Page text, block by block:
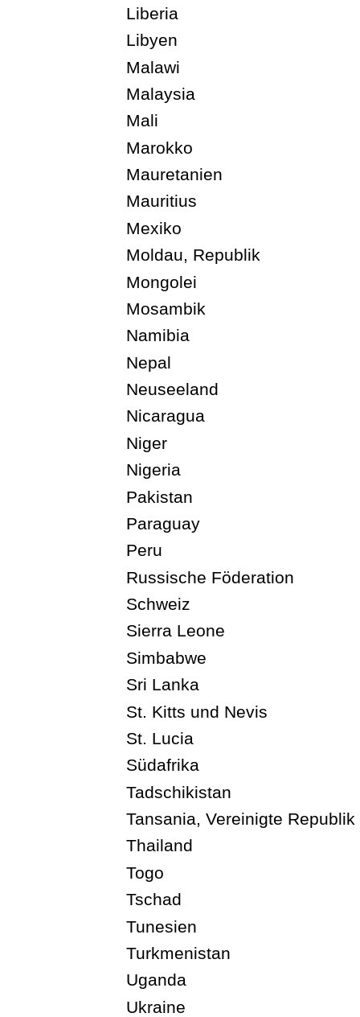
Liberia
Libyen
Malawi
Malaysia
Mali
Marokko
Mauretanien
Mauritius
Mexiko
Moldau, Republik
Mongolei
Mosambik
Namibia
Nepal
Neuseeland
Nicaragua
Niger
Nigeria
Pakistan
Paraguay
Peru
Russische Föderation
Schweiz
Sierra Leone
Simbabwe
Sri Lanka
St. Kitts und Nevis
St. Lucia
Südafrika
Tadschikistan
Tansania, Vereinigte Republik
Thailand
Togo
Tschad
Tunesien
Turkmenistan
Uganda
Ukraine